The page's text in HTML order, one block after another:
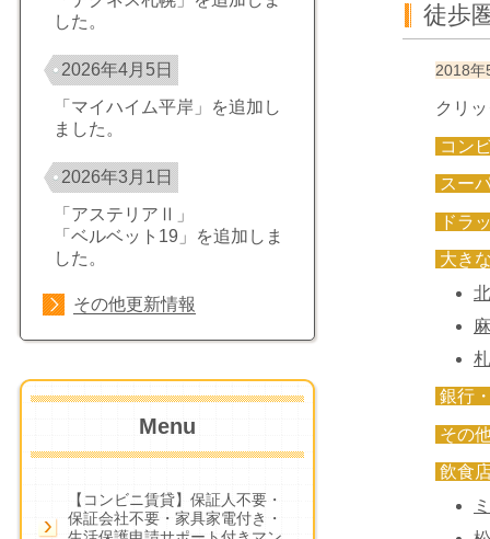
徒歩
2018年
クリ
コン
スー
ドラ
大き
銀行
その
飲食
した。
2026年4月5日
「マイハイム平岸」を追加し
ました。
2026年3月1日
「アステリアⅡ」
「ベルベット19」を追加しま
した。
その他更新情報
Menu
【コンビニ賃貸】保証人不要・
保証会社不要・家具家電付き・